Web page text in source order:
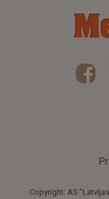
Copyright: AS